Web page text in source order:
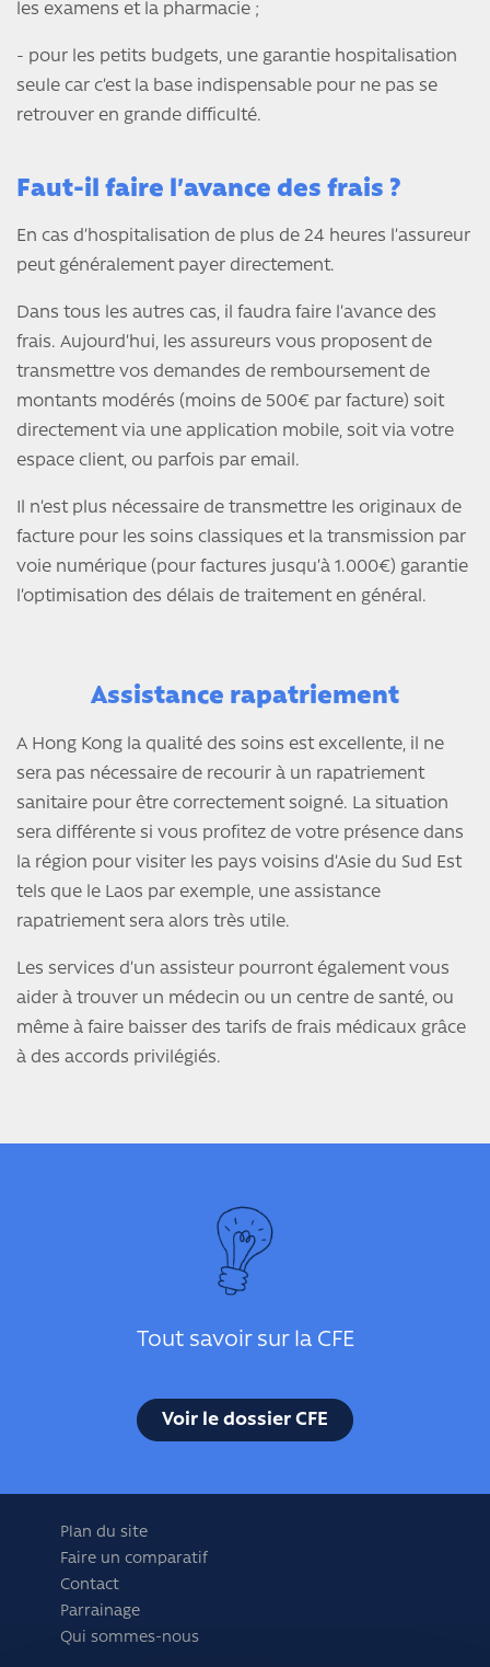
les examens et la pharmacie ;
- pour les petits budgets, une garantie hospitalisation
seule car c’est la base indispensable pour ne pas se
retrouver en grande difficulté.
Faut-il faire l’avance des frais ?
En cas d’hospitalisation de plus de 24 heures l’assureur
peut généralement payer directement.
Dans tous les autres cas, il faudra faire l’avance des
frais. Aujourd’hui, les assureurs vous proposent de
transmettre vos demandes de remboursement de
montants modérés (moins de 500€ par facture) soit
directement via une application mobile, soit via votre
espace client, ou parfois par email.
Il n’est plus nécessaire de transmettre les originaux de
facture pour les soins classiques et la transmission par
voie numérique (pour factures jusqu’à 1.000€) garantie
l’optimisation des délais de traitement en général.
Assistance rapatriement
A Hong Kong la qualité des soins est excellente, il ne
sera pas nécessaire de recourir à un rapatriement
sanitaire pour être correctement soigné. La situation
sera différente si vous profitez de votre présence dans
la région pour visiter les pays voisins d’Asie du Sud Est
tels que le Laos par exemple, une assistance
rapatriement sera alors très utile.
Les services d’un assisteur pourront également vous
aider à trouver un médecin ou un centre de santé, ou
même à faire baisser des tarifs de frais médicaux grâce
à des accords privilégiés.
Tout savoir sur la CFE
Voir le dossier CFE
Plan du site
Faire un comparatif
Contact
Parrainage
Qui sommes-nous